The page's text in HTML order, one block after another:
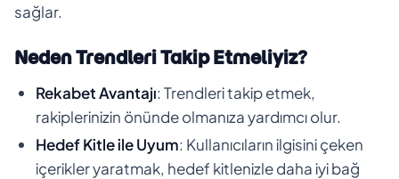
sağlar.
Neden Trendleri Takip Etmeliyiz?
Rekabet Avantajı: Trendleri takip etmek,
rakiplerinizin önünde olmanıza yardımcı olur.
Hedef Kitle ile Uyum: Kullanıcıların ilgisini çeken
içerikler yaratmak, hedef kitlenizle daha iyi bağ